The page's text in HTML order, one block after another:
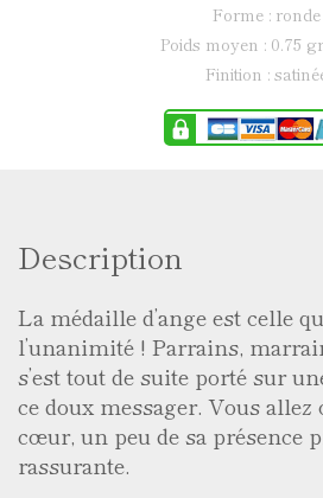
forme : ronde
poids moyen : 0.75
finition :
Description
La médaille d’ange est celle
l’unanimité ! Parrains,
s’est tout de suite porté sur
ce doux messager. Vous
cœur, un peu de sa présence
rassurante.